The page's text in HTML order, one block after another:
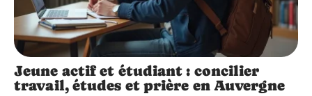
Jeune actif et étudiant : concilier
travail, études et prière en Auvergne